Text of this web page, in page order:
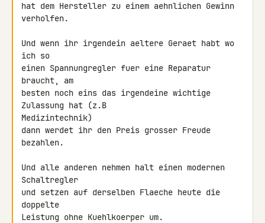
hat dem Hersteller zu einem aehnlichen Gewinn
verholfen.
Und wenn ihr irgendein aeltere Geraet habt wo
ich so
einen Spannungregler fuer eine Reparatur
braucht, am
besten noch eins das irgendeine wichtige
Zulassung hat (z.B
Medizintechnik)
dann werdet ihr den Preis grosser Freude
bezahlen.
Und alle anderen nehmen halt einen modernen
Schaltregler
und setzen auf derselben Flaeche heute die
doppelte
Leistung ohne Kuehlkoerper um.